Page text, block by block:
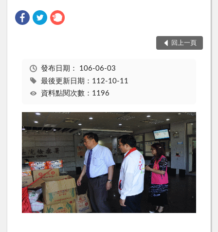
回上一頁
發布日期： 106-06-03
最後更新日期：112-10-11
資料點閱次數：1196